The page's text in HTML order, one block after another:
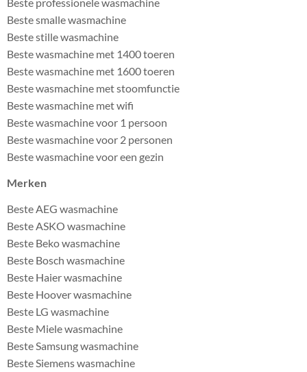
Beste smalle wasmachine
Beste stille wasmachine
Beste wasmachine met 1400 toeren
Beste wasmachine met 1600 toeren
Beste wasmachine met stoomfunctie
Beste wasmachine met wifi
Beste wasmachine voor 1 persoon
Beste wasmachine voor 2 personen
Beste wasmachine voor een gezin
Merken
Beste AEG wasmachine
Beste ASKO wasmachine
Beste Beko wasmachine
Beste Bosch wasmachine
Beste Haier wasmachine
Beste Hoover wasmachine
Beste LG wasmachine
Beste Miele wasmachine
Beste Samsung wasmachine
Beste Siemens wasmachine